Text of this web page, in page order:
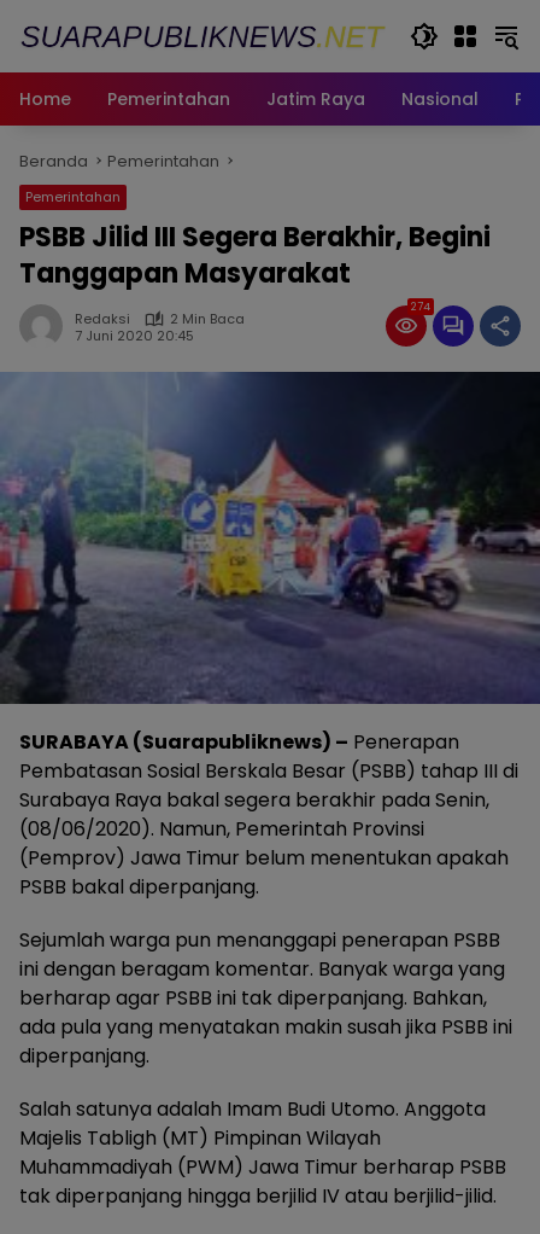
Home
Pemerintahan Jatim Raya Nasional
Beranda Pemerintahan
Pemerintahan
PSBB Jilid III Segera Berakhir, Begini
Tanggapan Masyarakat
Redaksi
2 Min Baca
7 Juni 2020 20:45
274
SURABAYA (Suarapubliknews) – Penerapan
Pembatasan Sosial Berskala Besar (PSBB) tahap III di
Surabaya Raya bakal segera berakhir pada Senin,
(08/06/2020). Namun, Pemerintah Provinsi
(Pemprov) Jawa Timur belum menentukan apakah
PSBB bakal diperpanjang.
Sejumlah warga pun menanggapi penerapan PSBB
ini dengan beragam komentar. Banyak warga yang
berharap agar PSBB ini tak diperpanjang. Bahkan,
ada pula yang menyatakan makin susah jika PSBB ini
diperpanjang.
Salah satunya adalah Imam Budi Utomo. Anggota
Majelis Tabligh (MT) Pimpinan Wilayah
Muhammadiyah (PWM) Jawa Timur berharap PSBB
tak diperpanjang hingga berjilid IV atau berjilid-jilid.